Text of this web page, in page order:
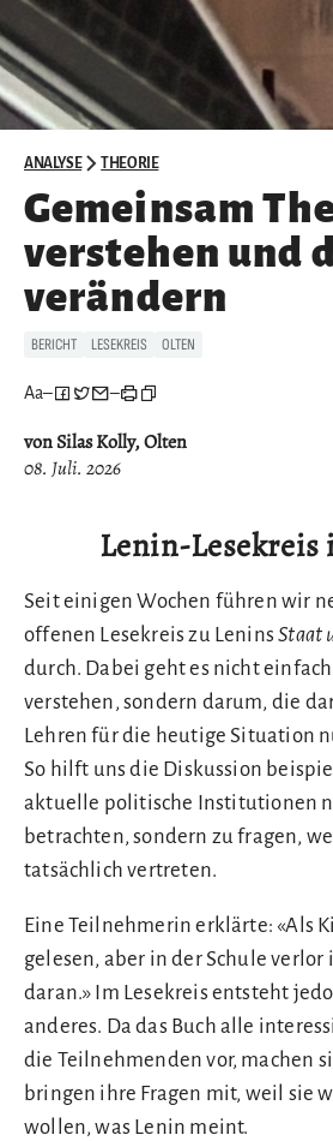
ANALYSE THEORIE
Gemeinsam
verstehen und
verändern
BERICHT LESEKREIS OLTEN
Aa– –
von Silas Kolly, Olten
08. Juli. 2026
Lenin-Lesekreis
Seit einigen Wochen führen wir
offenen Lesekreis zu LeninsStaat
durch. Dabei geht es nicht
verstehen, sondern darum, die
Lehren für die heutige Situation
So hilft uns die Diskussion
aktuelle politische Institutionen
betrachten, sondern zu fragen,
tatsächlich vertreten.
Eine Teilnehmerin erklärte: «Als
gelesen, aber in der Schule verlor
daran.» Im Lesekreis entsteht
anderes. Da das Buch alle
die Teilnehmenden vor, machen
bringen ihre Fragen mit, weil sie
wollen, was Lenin meint.